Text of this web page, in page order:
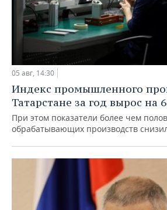
05 авг, 14:30
Индекс промышленного
Татарстане за год вырос на
При этом показатели более чем
обрабатывающих производств